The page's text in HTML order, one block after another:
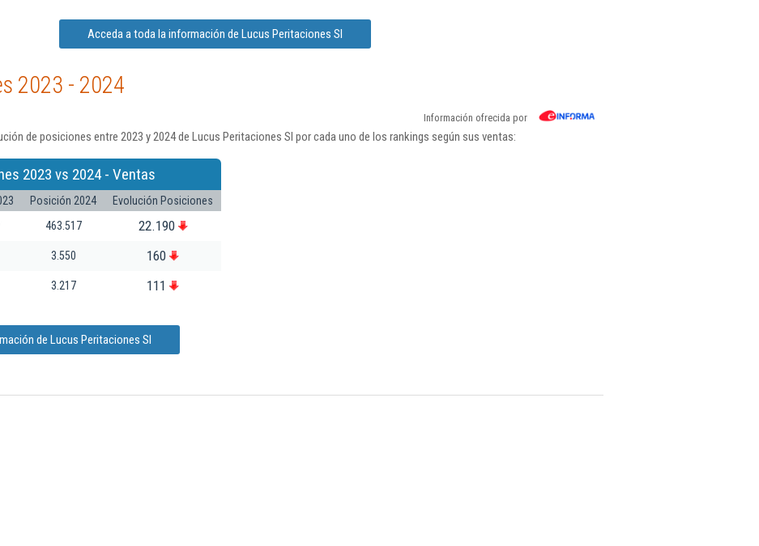
Acceda a toda la información de Lucus Peritaciones Sl
2023 - 2024
Información ofrecida por
de posiciones entre 2023 y 2024 de Lucus Peritaciones Sl por cada uno de los rankings según sus ventas:
2023 vs 2024 - Ventas
Posición 2024
Evolución Posiciones
463.517 22.190
3.550 160
3.217 111
de Lucus Peritaciones Sl